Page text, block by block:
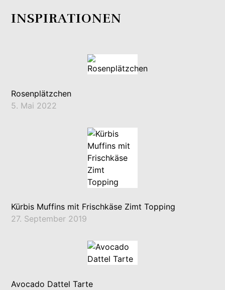
INSPIRATIONEN
Rosenplätzchen
5. Mai 2022
Kürbis Muffins mit Frischkäse Zimt Topping
27. September 2019
Avocado Dattel Tarte